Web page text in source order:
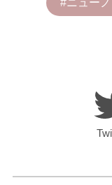
#ニュー